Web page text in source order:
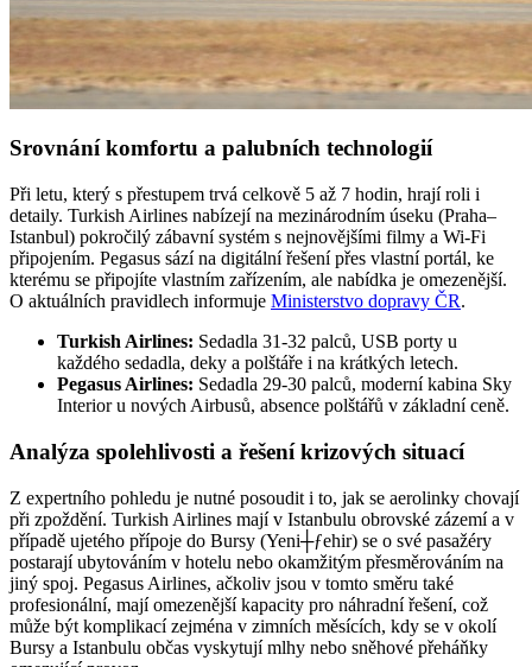
Srovnání komfortu a palubních technologií
Při letu, který s přestupem trvá celkově 5 až 7 hodin, hrají roli i
detaily. Turkish Airlines nabízejí na mezinárodním úseku (Praha–
Istanbul) pokročilý zábavní systém s nejnovějšími filmy a Wi-Fi
připojením. Pegasus sází na digitální řešení přes vlastní portál, ke
kterému se připojíte vlastním zařízením, ale nabídka je omezenější.
O aktuálních pravidlech informuje Ministerstvo dopravy ČR.
Turkish Airlines: Sedadla 31-32 palců, USB porty u
každého sedadla, deky a polštáře i na krátkých letech.
Pegasus Airlines: Sedadla 29-30 palců, moderní kabina Sky
Interior u nových Airbusů, absence polštářů v základní ceně.
Analýza spolehlivosti a řešení krizových situací
Z expertního pohledu je nutné posoudit i to, jak se aerolinky chovají
při zpoždění. Turkish Airlines mají v Istanbulu obrovské zázemí a v
případě ujetého přípoje do Bursy (Yeni┼ƒehir) se o své pasažéry
postarají ubytováním v hotelu nebo okamžitým přesměrováním na
jiný spoj. Pegasus Airlines, ačkoliv jsou v tomto směru také
profesionální, mají omezenější kapacity pro náhradní řešení, což
může být komplikací zejména v zimních měsících, kdy se v okolí
Bursy a Istanbulu občas vyskytují mlhy nebo sněhové přeháňky